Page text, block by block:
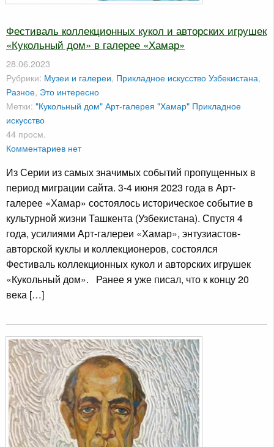
Фестиваль коллекционных кукол и авторских игрушек
«Кукольный дом» в галерее «Хамар»
28.06.2023
Рубрики: Музеи и галереи, Прикладное искусство Узбекистана,
Разное, Это интересно
Метки: "Кукольный дом"Арт-галерея "Хамар" Прикладное
искусство
44 просм.
Комментариев нет
Из Серии из самых значимых событий пропущенных в
период миграции сайта. 3-4 июня 2023 года в Арт-
галерее «Хамар» состоялось историческое событие в
культурной жизни Ташкента (Узбекистана). Спустя 4
года, усилиями Арт-галереи «Хамар», энтузиастов-
авторской куклы и коллекционеров, состоялся
Фестиваль коллекционных кукол и авторских игрушек
«Кукольный дом». Ранее я уже писал, что к концу 20
века […]